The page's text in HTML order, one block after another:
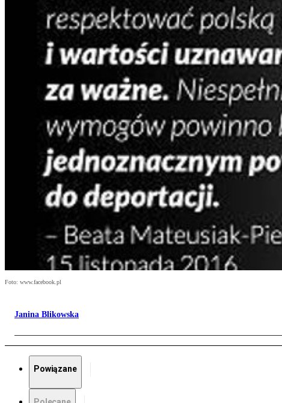
Foto: www.facebook.pl
Janina Blikowska
Powiązane